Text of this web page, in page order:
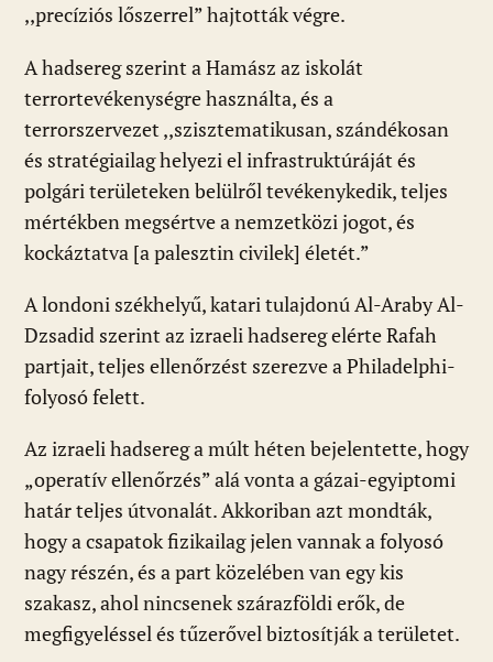
,,precíziós lőszerrel” hajtották végre.
A hadsereg szerint a Hamász az iskolát
terrortevékenységre használta, és a
terrorszervezet ,,szisztematikusan, szándékosan
és stratégiailag helyezi el infrastruktúráját és
polgári területeken belülről tevékenykedik, teljes
mértékben megsértve a nemzetközi jogot, és
kockáztatva [a palesztin civilek] életét.”
A londoni székhelyű, katari tulajdonú Al-Araby Al-
Dzsadid szerint az izraeli hadsereg elérte Rafah
partjait, teljes ellenőrzést szerezve a Philadelphi-
folyosó felett.
Az izraeli hadsereg a múlt héten bejelentette, hogy
„operatív ellenőrzés” alá vonta a gázai-egyiptomi
határ teljes útvonalát. Akkoriban azt mondták,
hogy a csapatok fizikailag jelen vannak a folyosó
nagy részén, és a part közelében van egy kis
szakasz, ahol nincsenek szárazföldi erők, de
megfigyeléssel és tűzerővel biztosítják a területet.